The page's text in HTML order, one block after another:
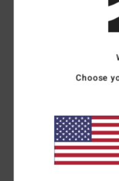
surfer ha decorato
inconfondibile stile su
pensata per darti
Dettagli &
Choose